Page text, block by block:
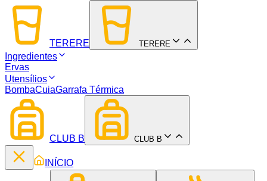
TERERE TERERE
Ingredientes
Ervas
Utensílios
BombaCuiaGarrafa Térmica
CLUB B CLUB B
INÍCIO